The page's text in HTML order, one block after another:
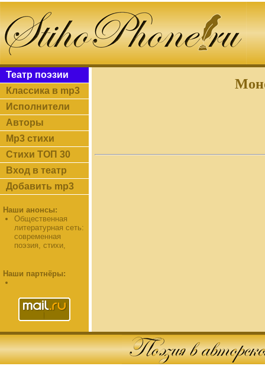
Театр поэзии
Классика в mp3
Исполнители
Авторы
Mp3 стихи
Стихи ТОП 30
Вход в театр
Добавить mp3
Наши анонсы:
Общественная
литературная сеть:
современная
поэзия, стихи,
Наши партнёры: